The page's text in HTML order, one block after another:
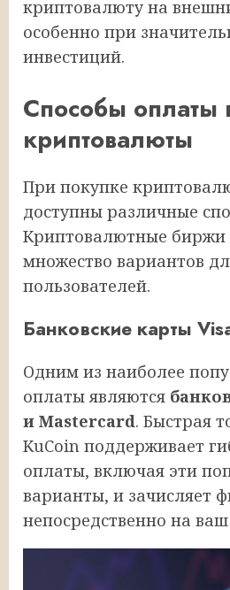
криптовалюту на
особенно при
инвестиций.
Способы оплаты
криптовалюты
При покупке
доступны различные
Криптовалютные биржи
множество вариантов
пользователей.
Банковские карты
Одним из наиболее
оплаты являются
и Mastercard. Быстрая
KuCoin поддерживает
оплаты, включая эти
варианты, и зачисляет
непосредственно на